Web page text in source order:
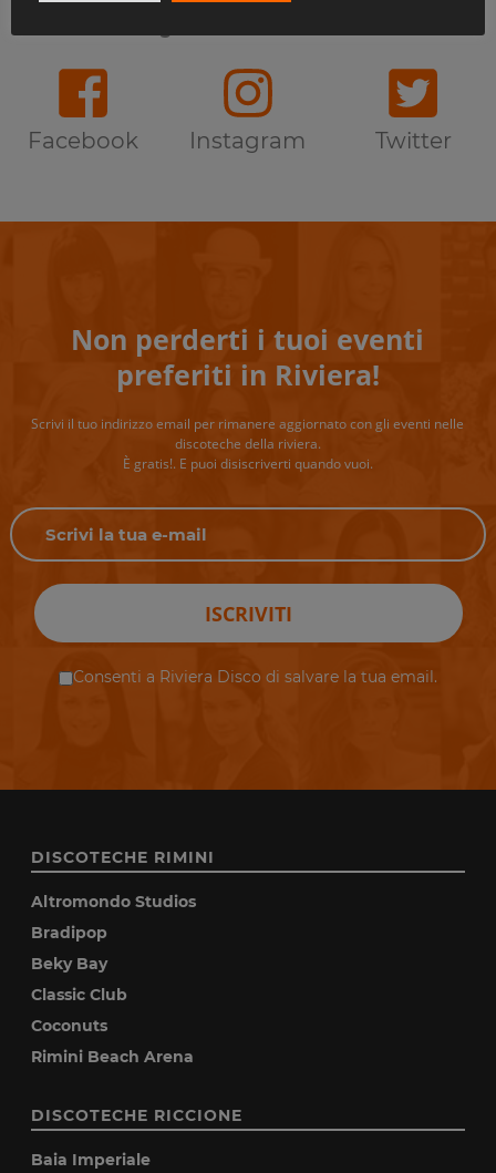
Facebook Instagram Twitter
Non perderti i tuoi eventi
preferiti in Riviera!
Scrivi il tuo indirizzo email per rimanere aggiornato con gli eventi nelle
discoteche della riviera.
È gratis!. E puoi disiscriverti quando vuoi.
ISCRIVITI
Consenti a Riviera Disco di salvare la tua email.
DISCOTECHE RIMINI
Altromondo Studios
Bradipop
Beky Bay
Classic Club
Coconuts
Rimini Beach Arena
DISCOTECHE RICCIONE
Baia Imperiale